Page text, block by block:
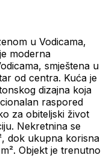
u Vodicama,
moderna
smještena u
od centra. Kuća je
dizajna koja
raspored
za obiteljski život
Nekretnina se
dok ukupna korisna
Objekt je trenutno